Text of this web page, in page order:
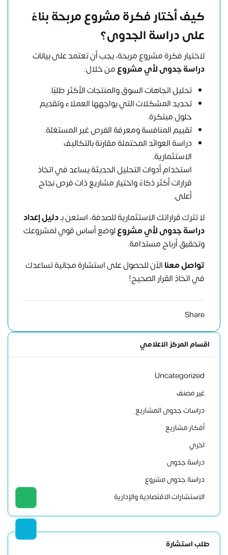
كيف أختار فكرة مشروع مربحة بناءً
على دراسة الجدوى؟
لاختيار فكرة مشروع مربحة، يجب أن تعتمد على بيانات
دراسة جدوى لأي مشروعمن خلال:
تحليل اتجاهات السوق والمنتجات الأكثر طلبًا.
تحديد المشكلات التي يواجهها العملاء وتقديم
حلول مبتكرة.
تقييم المنافسة ومعرفة الفرص غير المستغلة.
دراسة العوائد المحتملة مقارنة بالتكاليف
الاستثمارية.
استخدام أدوات التحليل الحديثة يساعد في اتخاذ
قرارات أكثر ذكاءً واختيار مشاريع ذات فرص نجاح
أعلى.
لا تترك قراراتك الاستثمارية للصدفة، استعن بـدليل إعداد
دراسة جدوى لأي مشروعلوضع أساس قوي لمشروعك
وتحقيق أرباح مستدامة.
تواصل معناالآن للحصول على استشارة مجانية تساعدك
في اتخاذ القرار الصحيح!
Share
اقسام المركز الاعلامي
Uncategorized
غير مصنف
دراسات جدوى المشاريع
أفكار مشاريع
اخري
دراسة جدوى
دراسة جدوى مشروع
الاستشارات الاقتصادية والإدارية
طلب استشارة